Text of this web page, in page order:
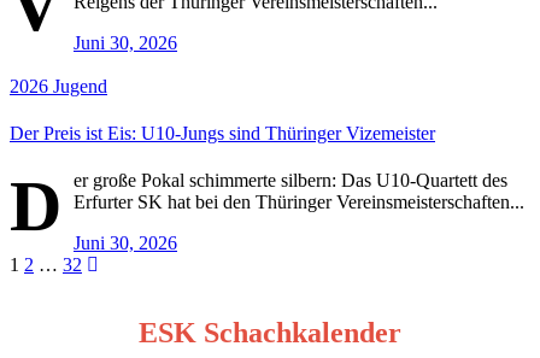
Juni 30, 2026
2026 Jugend
Der Preis ist Eis: U10-Jungs sind Thüringer Vizemeister
D
er große Pokal schimmerte silbern: Das U10-Quartett des
Erfurter SK hat bei den Thüringer Vereinsmeisterschaften...
Juni 30, 2026
Seitennummerierung
1 2 … 32
ESK Schachkalender